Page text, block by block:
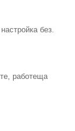
без.
работеща